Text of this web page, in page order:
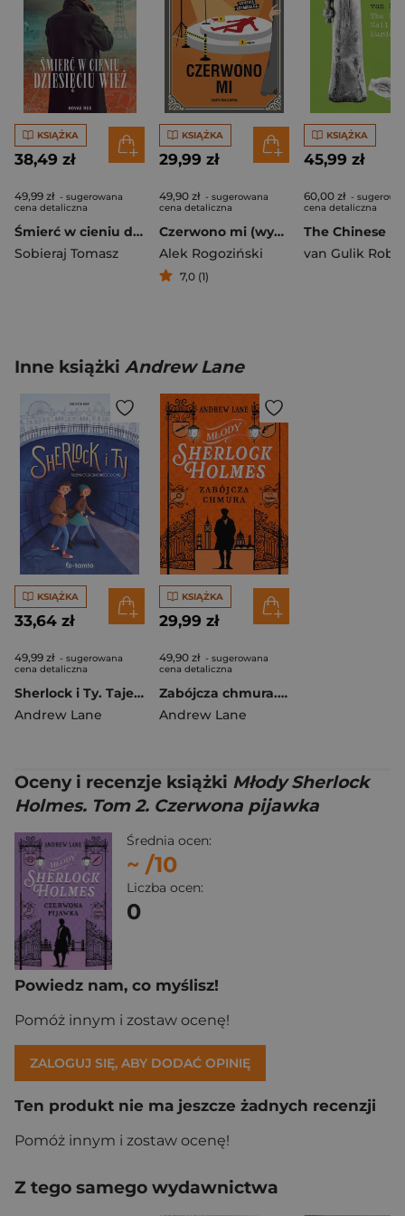
KSIĄŻKA
38,49 zł
49,99 zł - sugerowana
cena detaliczna
Śmierć w cieniu dziesięciu wież
Sobieraj Tomasz
KSIĄŻKA
29,99 zł
49,90 zł - sugerowana
cena detaliczna
Czerwono mi (wydanie rozszerzone)
Alek Rogoziński
7,0 (1)
KSIĄŻKA
45,99 zł
60,00 zł -
cena detaliczna
van Gulik
Inne książki Andrew Lane
KSIĄŻKA
33,64 zł
49,99 zł - sugerowana
cena detaliczna
Sherlock i Ty. Tajemnica zaginionego domu
Andrew Lane
KSIĄŻKA
29,99 zł
49,90 zł - sugerowana
cena detaliczna
Zabójcza chmura. Młody Sherlock Holmes. Tom 1
Andrew Lane
Oceny i recenzje książki Młody Sherlock
Holmes. Tom 2. Czerwona pijawka
Średnia ocen:
~ /10
Liczba ocen:
0
Powiedz nam, co myślisz!
Pomóż innym i zostaw ocenę!
ZALOGUJ SIĘ, ABY DODAĆ OPINIĘ
Ten produkt nie ma jeszcze żadnych recenzji
Pomóż innym i zostaw ocenę!
Z tego samego wydawnictwa